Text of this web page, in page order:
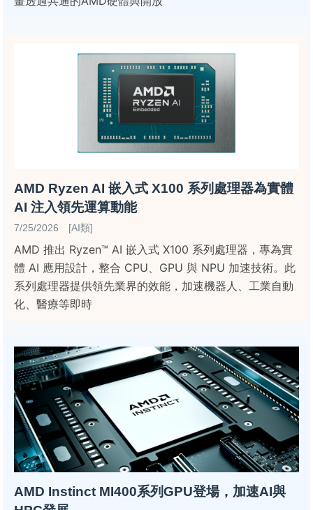
AMD Ryzen AI 嵌入式 X100 系列處理器為實體
AI 注入領先運算動能
7/25/2026 [AI類]
AMD 推出 Ryzen™ AI 嵌入式 X100 系列處理器，專為實
體 AI 應用設計，整合 CPU、GPU 與 NPU 加速技術。此
系列處理器提供領先業界的效能，加速機器人、工業自動
化、醫療等即時
AMD Instinct MI400系列GPU登場，加速AI與